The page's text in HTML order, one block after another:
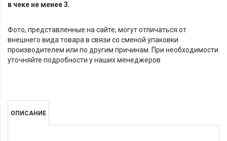
в чеке не менее 3.
Фото, представленные на сайте, могут отличаться от
внешнего вида товара в связи со сменой упаковки
производителем или по другим причинам. При необходимости
уточняйте подробности у наших менеджеров
ОПИСАНИЕ